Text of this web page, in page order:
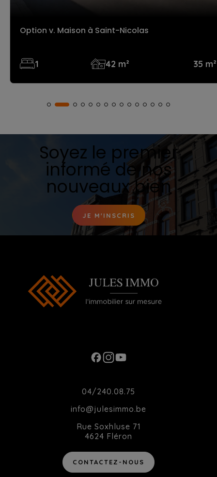
Option v. Maison à Saint-Nicolas
1 42 m² 35 m²
Soyez le premier
informé de nos
nouveaux bien
JE M'INSCRIS
04/240.08.75
info@julesimmo.be
Rue Soxhluse 71
4624 Fléron
CONTACTEZ-NOUS